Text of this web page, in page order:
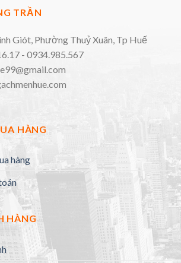
TRẦN
Giót, Phường Thuỷ Xuân, Tp Huế
- 0934.985.567
HÀNG
hàng
HÀNG